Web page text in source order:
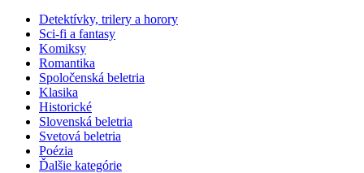
Detektívky, trilery a horory
Sci-fi a fantasy
Komiksy
Romantika
Spoločenská beletria
Klasika
Historické
Slovenská beletria
Svetová beletria
Poézia
Ďalšie kategórie